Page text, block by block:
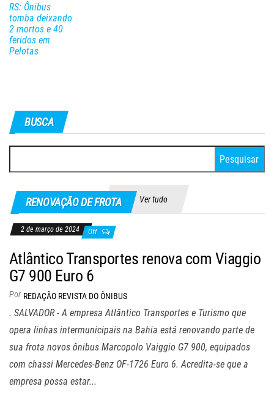
RS: Ônibus
tomba deixando
2 mortos e 40
feridos em
Pelotas
BUSCA
por:
RENOVAÇÃO DE FROTA Ver tudo
2 de março de 2024 Off
Atlântico Transportes renova com Viaggio
G7 900 Euro 6
Por REDAÇÃO REVISTA DO ÔNIBUS
. SALVADOR - A empresa Atlântico Transportes e Turismo que
opera linhas intermunicipais na Bahia está renovando parte de
sua frota novos ônibus Marcopolo Vaiggio G7 900, equipados
com chassi Mercedes-Benz OF-1726 Euro 6. Acredita-se que a
empresa possa estar...